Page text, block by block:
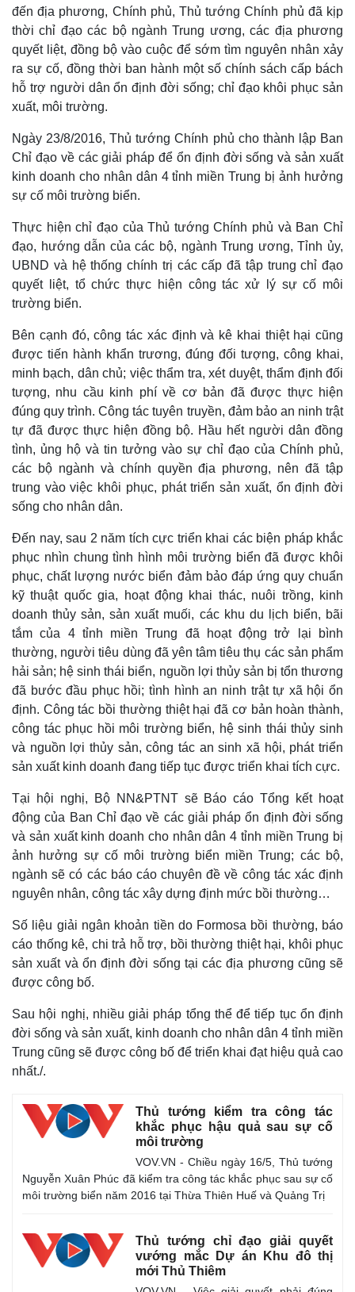
Thế giới
Quan sát
Cuộc sống đó đây
Hồ sơ
Video
Ảnh
E-Magazine
Infographic
Kinh tế
Khởi nghiệp
Tiêu dùng
Tỷ giá
Chứng khoán
Giá cà phê
đến địa phương, Chính phủ, Thủ tướng Chính phủ đã kịp
thời chỉ đạo các bộ ngành Trung ương, các địa phương
quyết liệt, đồng bộ vào cuộc để sớm tìm nguyên nhân xảy
ra sự cố, đồng thời ban hành một số chính sách cấp bách
hỗ trợ người dân ổn định đời sống; chỉ đạo khôi phục sản
xuất, môi trường.
Ngày 23/8/2016, Thủ tướng Chính phủ cho thành lập Ban
Chỉ đạo về các giải pháp để ổn định đời sống và sản xuất
kinh doanh cho nhân dân 4 tỉnh miền Trung bị ảnh hưởng
sự cố môi trường biển.
Thực hiện chỉ đạo của Thủ tướng Chính phủ và Ban Chỉ
đạo, hướng dẫn của các bộ, ngành Trung ương, Tỉnh ủy,
UBND và hệ thống chính trị các cấp đã tập trung chỉ đạo
quyết liệt, tổ chức thực hiện công tác xử lý sự cố môi
trường biển.
Bên cạnh đó, công tác xác định và kê khai thiệt hại cũng
được tiến hành khẩn trương, đúng đối tượng, công khai,
minh bạch, dân chủ; việc thẩm tra, xét duyệt, thẩm định đối
tượng, nhu cầu kinh phí về cơ bản đã được thực hiện
đúng quy trình. Công tác tuyên truyền, đảm bảo an ninh trật
tự đã được thực hiện đồng bộ. Hầu hết người dân đồng
tình, ủng hộ và tin tưởng vào sự chỉ đạo của Chính phủ,
các bộ ngành và chính quyền địa phương, nên đã tập
trung vào việc khôi phục, phát triển sản xuất, ổn định đời
sống cho nhân dân.
Đến nay, sau 2 năm tích cực triển khai các biện pháp khắc
phục nhìn chung tình hình môi trường biển đã được khôi
phục, chất lượng nước biển đảm bảo đáp ứng quy chuẩn
kỹ thuật quốc gia, hoạt động khai thác, nuôi trồng, kinh
doanh thủy sản, sản xuất muối, các khu du lịch biển, bãi
tắm của 4 tỉnh miền Trung đã hoạt động trở lại bình
thường, người tiêu dùng đã yên tâm tiêu thụ các sản phẩm
hải sản; hệ sinh thái biển, nguồn lợi thủy sản bị tổn thương
đã bước đầu phục hồi; tình hình an ninh trật tự xã hội ổn
định. Công tác bồi thường thiệt hại đã cơ bản hoàn thành,
công tác phục hồi môi trường biển, hệ sinh thái thủy sinh
và nguồn lợi thủy sản, công tác an sinh xã hội, phát triển
sản xuất kinh doanh đang tiếp tục được triển khai tích cực.
Tại hội nghị, Bộ NN&PTNT sẽ Báo cáo Tổng kết hoạt
động của Ban Chỉ đạo về các giải pháp ổn định đời sống
và sản xuất kinh doanh cho nhân dân 4 tỉnh miền Trung bị
ảnh hưởng sự cố môi trường biển miền Trung; các bộ,
ngành sẽ có các báo cáo chuyên đề về công tác xác định
nguyên nhân, công tác xây dựng định mức bồi thường…
Số liệu giải ngân khoản tiền do Formosa bồi thường, báo
cáo thống kê, chi trả hỗ trợ, bồi thường thiệt hại, khôi phục
sản xuất và ổn định đời sống tại các địa phương cũng sẽ
được công bố.
Sau hội nghị, nhiều giải pháp tổng thể để tiếp tục ổn định
đời sống và sản xuất, kinh doanh cho nhân dân 4 tỉnh miền
Trung cũng sẽ được công bố để triển khai đạt hiệu quả cao
nhất./.
Thủ tướng kiểm tra công tác
khắc phục hậu quả sau sự cố
môi trường
VOV.VN - Chiều ngày 16/5, Thủ tướng
Nguyễn Xuân Phúc đã kiểm tra công tác khắc phục sau sự cố
môi trường biển năm 2016 tại Thừa Thiên Huế và Quảng Trị
Thủ tướng chỉ đạo giải quyết
vướng mắc Dự án Khu đô thị
mới Thủ Thiêm